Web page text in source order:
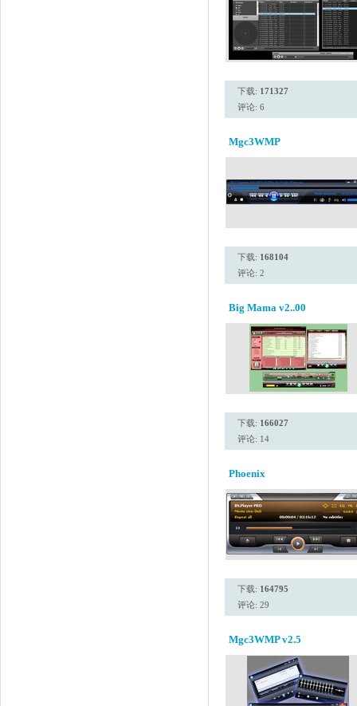
下载: 171327
评论: 6
Mgc3WMP
下载: 168104
评论: 2
Big Mama v2..00
下载: 166027
评论: 14
Phoenix
下载: 164795
评论: 29
Mgc3WMP v2.5